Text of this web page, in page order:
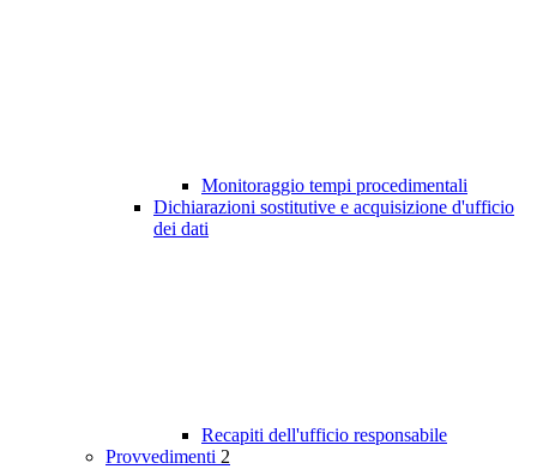
Monitoraggio tempi procedimentali
Dichiarazioni sostitutive e acquisizione d'ufficio
dei dati
Recapiti dell'ufficio responsabile
Provvedimenti 2